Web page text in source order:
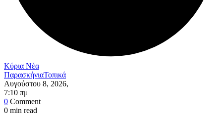
Κύρια Νέα
ΠαρασκήνιαΤοπικά
Αυγούστου 8, 2026,
7:10 πμ
0 Comment
0 min read